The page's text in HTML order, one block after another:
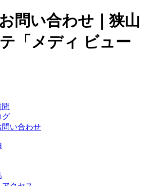
問い合わせ｜狭山
「メディ ビュー
グ